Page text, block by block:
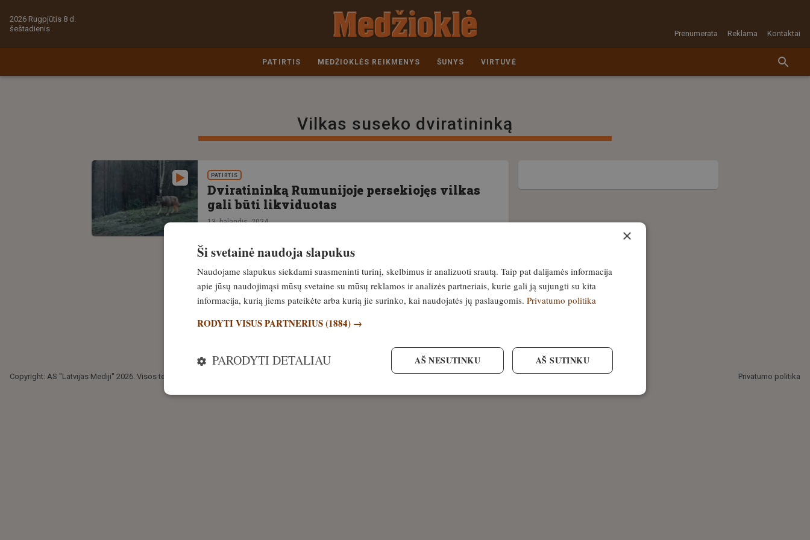
2026 Rugpjūtis 8 d.
šeštadienis
Prenumerata Reklama Kontaktai
PATIRTIS MEDŽIOKLĖS REIKMENYS ŠUNYS VIRTUVĖ
Vilkas suseko dviratininką
PATIRTIS
Dviratininką Rumunijoje persekiojęs vilkas
gali būti likviduotas
13. balandis, 2024
Copyright: AS "Latvijas Mediji" 2026. Visos teisės saugomos. Privatumo politika
×
Ši svetainė naudoja slapukus
Naudojame slapukus siekdami suasmeninti turinį, skelbimus ir analizuoti srautą. Taip pat dalijamės informacija
apie jūsų naudojimąsi mūsų svetaine su mūsų reklamos ir analizės partneriais, kurie gali ją sujungti su kita
informacija, kurią jiems pateikėte arba kurią jie surinko, kai naudojatės jų paslaugomis. Privatumo politika
RODYTI VISUS PARTNERIUS(1884) →
AŠ SUTINKU
AŠ NESUTINKU
PARODYTI DETALIAU